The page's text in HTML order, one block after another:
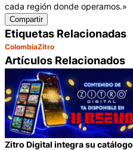
cada región donde operamos.»
Compartir
Etiquetas Relacionadas
ColombiaZitro
Artículos Relacionados
Zitro Digital integra su catálogo